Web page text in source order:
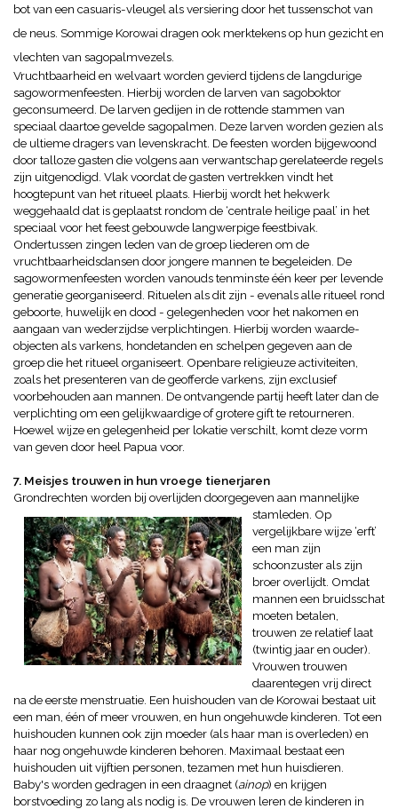
bot van een casuaris-vleugel als versiering door het tussenschot van
de neus. Sommige Korowai dragen ook merktekens op hun gezicht en
vlechten van sagopalmvezels.
Vruchtbaarheid en welvaart worden gevierd tijdens de langdurige
sagowormenfeesten. Hierbij worden de larven van sagoboktor
geconsumeerd. De larven gedijen in de rottende stammen van
speciaal daartoe gevelde sagopalmen. Deze larven worden gezien als
de ultieme dragers van levenskracht. De feesten worden bijgewoond
door talloze gasten die volgens aan verwantschap gerelateerde regels
zijn uitgenodigd. Vlak voordat de gasten vertrekken vindt het
hoogtepunt van het ritueel plaats. Hierbij wordt het hekwerk
weggehaald dat is geplaatst rondom de ‘centrale heilige paal’ in het
speciaal voor het feest gebouwde langwerpige feestbivak.
Ondertussen zingen leden van de groep liederen om de
vruchtbaarheidsdansen door jongere mannen te begeleiden. De
sagowormenfeesten worden vanouds tenminste één keer per levende
generatie georganiseerd. Rituelen als dit zijn - evenals alle ritueel rond
geboorte, huwelijk en dood - gelegenheden voor het nakomen en
aangaan van wederzijdse verplichtingen. Hierbij worden waarde-
objecten als varkens, hondetanden en schelpen gegeven aan de
groep die het ritueel organiseert. Openbare religieuze activiteiten,
zoals het presenteren van de geofferde varkens, zijn exclusief
voorbehouden aan mannen. De ontvangende partij heeft later dan de
verplichting om een gelijkwaardige of grotere gift te retourneren.
Hoewel wijze en gelegenheid per lokatie verschilt, komt deze vorm
van geven door heel Papua voor.
7. Meisjes trouwen in hun vroege tienerjaren
Grondrechten worden bij overlijden doorgegeven aan mannelijke
stamleden. Op
vergelijkbare wijze ‘erft’
een man zijn
schoonzuster als zijn
broer overlijdt. Omdat
mannen een bruidsschat
moeten betalen,
trouwen ze relatief laat
(twintig jaar en ouder).
Vrouwen trouwen
daarentegen vrij direct
na de eerste menstruatie. Een huishouden van de Korowai bestaat uit
een man, één of meer vrouwen, en hun ongehuwde kinderen. Tot een
huishouden kunnen ook zijn moeder (als haar man is overleden) en
haar nog ongehuwde kinderen behoren. Maximaal bestaat een
huishouden uit vijftien personen, tezamen met hun huisdieren.
Baby's worden gedragen in een draagnet (ainop) en krijgen
borstvoeding zo lang als nodig is. De vrouwen leren de kinderen in